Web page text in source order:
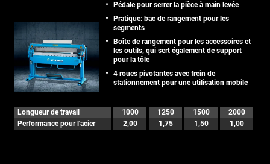
Pédale pour serrer la pièce à main levée
Pratique: bac de rangement pour les
segments
Boîte de rangement pour les accessoires et
les outils, qui sert également de support
pour la tôle
4 roues pivotantes avec frein de
stationnement pour une utilisation mobile
Longueur de travail 1000 1250 1500
2000
Performance pour l'acier
2,00 1,75 1,50 1,00